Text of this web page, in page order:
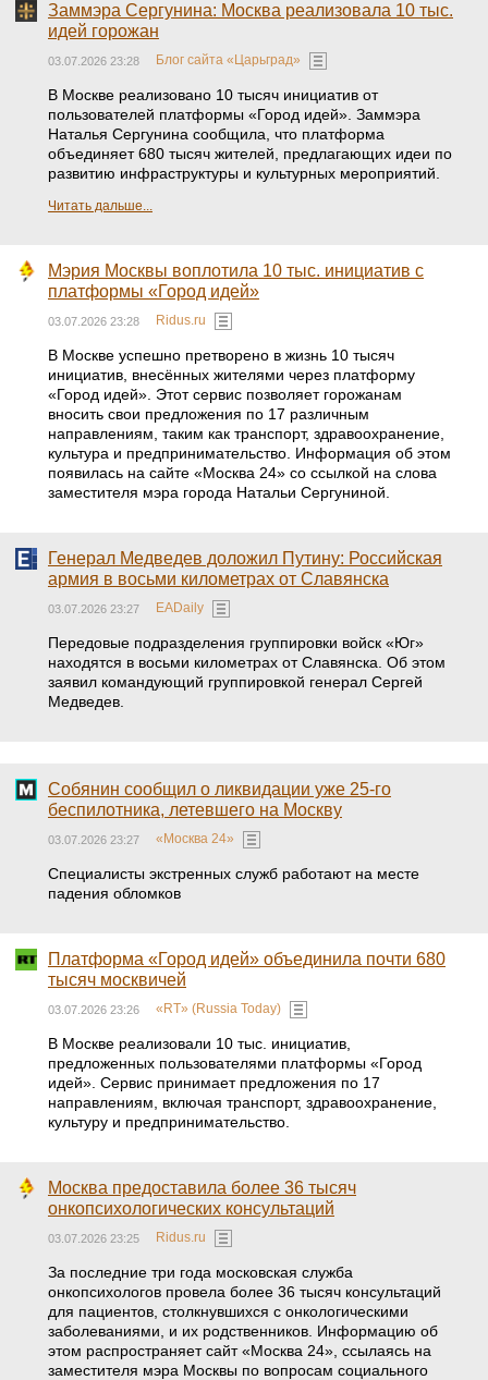
Заммэра Сергунина: Москва реализовала 10 тыс.
идей горожан
03.07.2026 23:28 Блог сайта «Царьград»
В Москве реализовано 10 тысяч инициатив от
пользователей платформы «Город идей». Заммэра
Наталья Сергунина сообщила, что платформа
объединяет 680 тысяч жителей, предлагающих идеи по
развитию инфраструктуры и культурных мероприятий.
Читать дальше...
Мэрия Москвы воплотила 10 тыс. инициатив с
платформы «Город идей»
03.07.2026 23:28 Ridus.ru
В Москве успешно претворено в жизнь 10 тысяч
инициатив, внесённых жителями через платформу
«Город идей». Этот сервис позволяет горожанам
вносить свои предложения по 17 различным
направлениям, таким как транспорт, здравоохранение,
культура и предпринимательство. Информация об этом
появилась на сайте «Москва 24» со ссылкой на слова
заместителя мэра города Натальи Сергуниной.
Генерал Медведев доложил Путину: Российская
армия в восьми километрах от Славянска
03.07.2026 23:27 EADaily
Передовые подразделения группировки войск «Юг»
находятся в восьми километрах от Славянска. Об этом
заявил командующий группировкой генерал Сергей
Медведев.
Собянин сообщил о ликвидации уже 25-го
беспилотника, летевшего на Москву
03.07.2026 23:27 «Москва 24»
Специалисты экстренных служб работают на месте
падения обломков
Платформа «Город идей» объединила почти 680
тысяч москвичей
03.07.2026 23:26 «RT» (Russia Today)
В Москве реализовали 10 тыс. инициатив,
предложенных пользователями платформы «Город
идей». Сервис принимает предложения по 17
направлениям, включая транспорт, здравоохранение,
культуру и предпринимательство.
Москва предоставила более 36 тысяч
онкопсихологических консультаций
03.07.2026 23:25 Ridus.ru
За последние три года московская служба
онкопсихологов провела более 36 тысяч консультаций
для пациентов, столкнувшихся с онкологическими
заболеваниями, и их родственников. Информацию об
этом распространяет сайт «Москва 24», ссылаясь на
заместителя мэра Москвы по вопросам социального